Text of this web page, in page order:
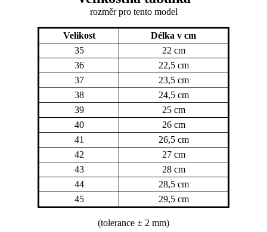
rozměrpro tento model
Velikost
Délka v cm
35
22 cm
36
22,5 cm
37
23,5 cm
38
24,5 cm
39
25 cm
40
26 cm
41
26,5 cm
42
27 cm
43
28 cm
44
28,5 cm
45
29,5 cm
(tolerance ± 2 mm)